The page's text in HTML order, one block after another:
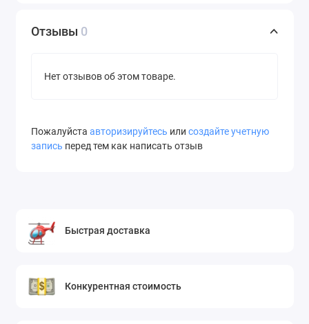
Отзывы 0
Нет отзывов об этом товаре.
Пожалуйста авторизируйтесь или создайте учетную
запись перед тем как написать отзыв
Быстрая доставка
Конкурентная стоимость